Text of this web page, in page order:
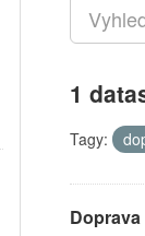
1
Tagy:
Doprava